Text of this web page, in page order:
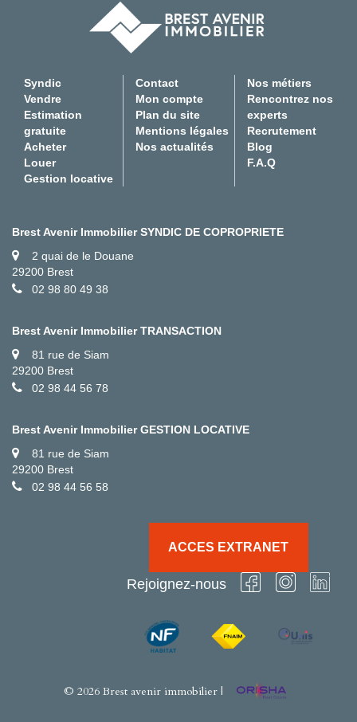
Syndic
Vendre
Estimation
gratuite
Acheter
Louer
Gestion locative
Contact
Mon compte
Plan du site
Mentions légales
Nos actualités
Nos métiers
Rencontrez nos
experts
Recrutement
Blog
F.A.Q
Brest Avenir Immobilier SYNDIC DE COPROPRIETE
2 quai de le Douane
29200 Brest
02 98 80 49 38
Brest Avenir Immobilier TRANSACTION
81 rue de Siam
29200 Brest
02 98 44 56 78
Brest Avenir Immobilier GESTION LOCATIVE
81 rue de Siam
29200 Brest
02 98 44 56 58
ACCES EXTRANET
Rejoignez-nous
© 2026 Brest avenir immobilier |